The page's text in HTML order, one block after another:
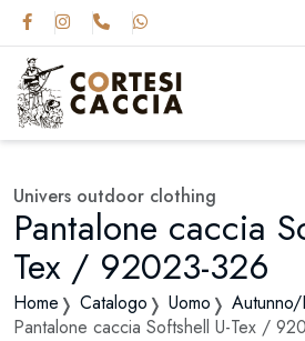
Univers outdoor clothing
Pantalone caccia
Tex / 92023-326
Home Catalogo Uomo Autunno/
Pantalone caccia Softshell U-Tex /